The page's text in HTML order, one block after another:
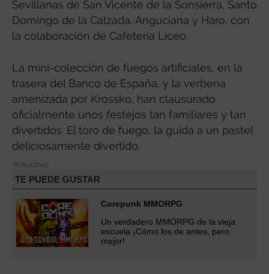
Sevillanas de San Vicente de la Sonsierra, Santo
Domingo de la Calzada, Anguciana y Haro, con
la colaboración de Cafetería Liceo.
La mini-colección de fuegos artificiales, en la
trasera del Banco de España, y la verbena
amenizada por Krossko, han clausurado
oficialmente unos festejos tan familiares y tan
divertidos. El toro de fuego, la guida a un pastel
deliciosamente divertido.
PUBLICIDAD
TE PUEDE GUSTAR
Corepunk MMORPG
Un verdadero MMORPG de la vieja
escuela ¡Cómo los de antes, pero
mejor!